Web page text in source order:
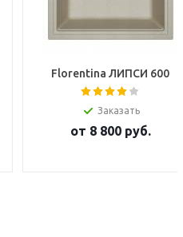
Florentina ЛИПСИ 600
Заказать
от 8 800руб.